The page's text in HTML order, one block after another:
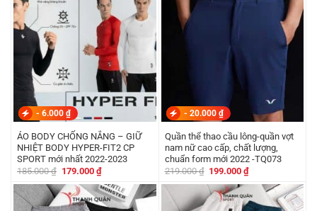
- 6.000 ₫
ÁO BODY CHỐNG NẮNG – GIỮ
NHIỆT BODY HYPER-FIT2 CP
SPORT mới nhất 2022-2023
185.000₫ Giá
là:
185.000 ₫.
179.000 ₫Giá
hiện
tại
là:
179.000 ₫.
- 20.000 ₫
Quần thể thao cầu lông-quần vợt
nam nữ cao cấp, chất lượng,
chuẩn form mới 2022 -TQ073
219.000₫ Giá
là:
219.000 ₫.
199.000₫Giá
tại
là:
199.000 ₫.